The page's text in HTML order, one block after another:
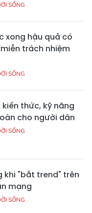
SỐNG
xong hậu quả có
trách nhiệm
SỐNG
thức, kỹ năng
cho người dân
SỐNG
khi "bắt trend" trên
mạng
SỐNG